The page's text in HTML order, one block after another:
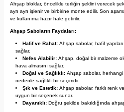
Ahşap bloklar, öncelikle terliğin şeklini verecek
ayrı ayrı işlenir ve birbirine monte edilir. Son
ve kullanıma hazır hale getirilir.
Ahşap Saboların Faydaları:
Hafif ve Rahat: Ahşap sabolar, hafif
sağlar.
Nefes Alabilir: Ahşap, doğal bir malzeme
hava almasını sağlar.
Doğal ve Sağlıklı: Ahşap sabolar,
nedenle sağlıklı bir seçimdir.
Şık ve Estetik: Ahşap sabolar, farklı renk
uygun bir seçenek sunar.
Dayanıklı: Doğru şekilde bakıldığında